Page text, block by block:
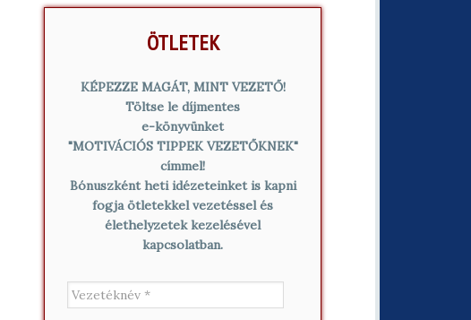
ÖTLETEK
KÉPEZZE MAGÁT, MINT VEZETŐ!
Töltse le díjmentes
e-könyvünket
"MOTIVÁCIÓS TIPPEK VEZETŐKNEK"
címmel!
Bónuszként heti idézeteinket is kapni
fogja ötletekkel vezetéssel és
élethelyzetek kezelésével
kapcsolatban.
V
e
z